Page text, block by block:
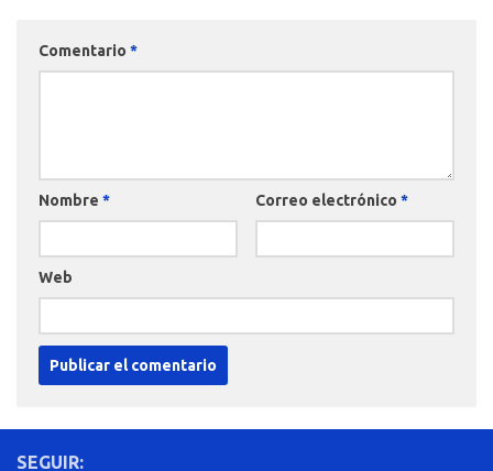
Comentario *
Nombre * Correo electrónico *
Web
SEGUIR: